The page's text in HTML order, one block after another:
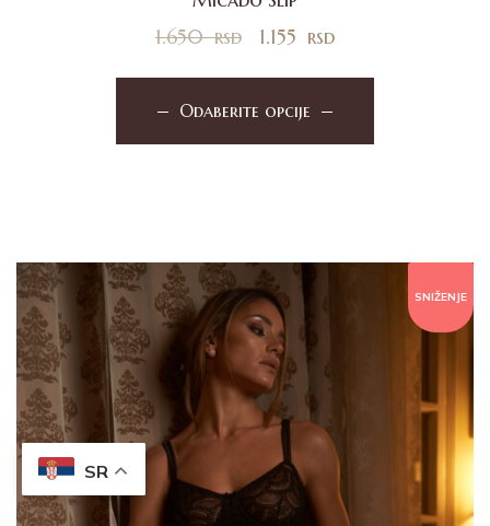
1.650rsd 1.155 rsd
Odaberite opcije
SNIŽENJE
SR